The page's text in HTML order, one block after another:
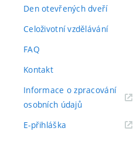
Den otevřených dveří
Celoživotní vzdělávání
FAQ
Kontakt
Informace o zpracování
osobních údajů(externí
E-přihláška